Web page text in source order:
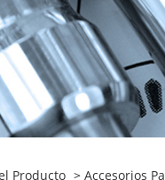
Producto > Accesorios